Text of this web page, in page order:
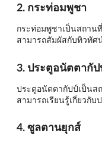
2. กระท่อมพูชา
กระท่อมพูชาเป็นสถาน
สามารถสัมผัสกับทิวทัศ
3. ประตูอนัตตากัป
ประตูอนัตตากัปป์เป็นส
สามารถเรียนรู้เกี่ยวกั
4. ซูลตานยุกส์